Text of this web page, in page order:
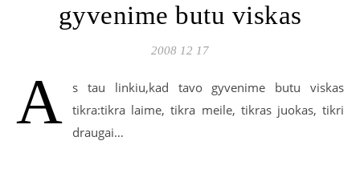
gyvenime butu viskas
2008 12 17
A s tau linkiu,kad tavo gyvenime butu viskas
tikra:tikra laime, tikra meile, tikras juokas, tikri
draugai…